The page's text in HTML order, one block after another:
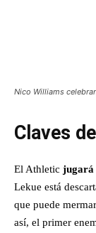
Nico Williams
Claves
El Athletic jugará
Lekue está
que puede
así, el primer